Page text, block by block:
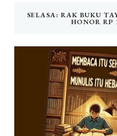
SELASA: RAK BUKU
HONOR RP